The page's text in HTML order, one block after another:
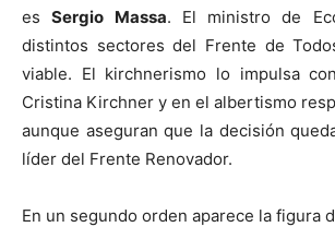
esSergio Massa. El ministro de
distintos sectores del Frente de
viable. El kirchnerismo lo impulsa
Cristina Kirchner y en el albertismo
aunque aseguran que la decisión
líder del Frente Renovador.
En un segundo orden aparece la figura